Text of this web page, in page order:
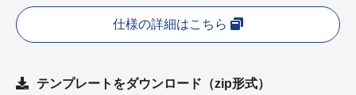
仕様の詳細はこちら
テンプレートをダウンロード（zip形式）